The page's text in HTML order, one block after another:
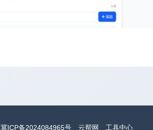
冀ICP备2024084965号 云帮网 工具中心